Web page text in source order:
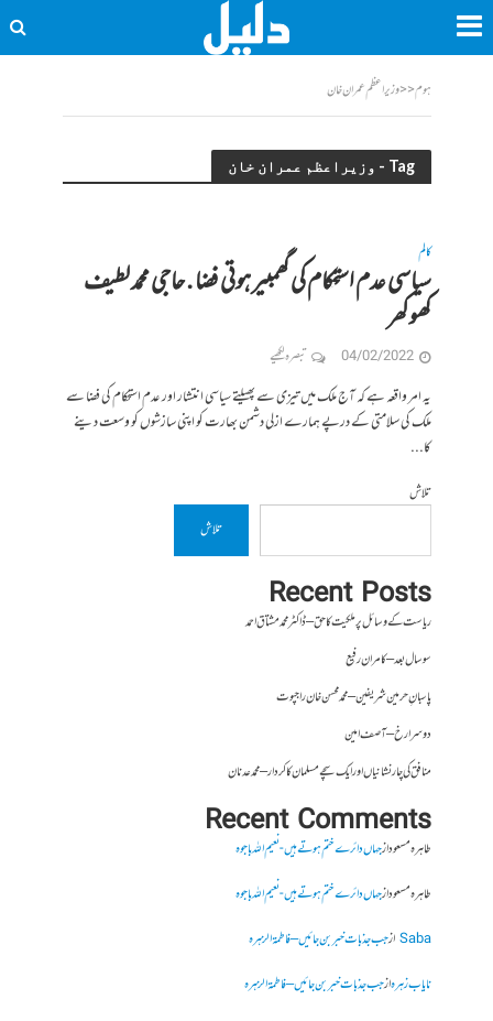
ہوم<<وزیراعظم عمران خان
Tag - وزیراعظم عمران خان
کالم
سیاسی عدم استحکام کی گھمبیر ہوتی فضا . حاجی محمد لطیف
کھوکھر
04/02/2022 تبصرہ لکھیے
یہ امر واقعہ ہے کہ آج ملک میں تیزی سے پھیلتے سیاسی انتشار اور عدم استحکام کی فضا سے
ملک کی سلامتی کے درپے ہمارے ازلی دشمن بھارت کو اپنی سازشوں کو وسعت دینے
کا...
تلاش
تلاش
Recent Posts
ریاست کے وسائل پر ملکیت کا حق – ڈاکٹر محمد مشتاق احمد
سو سال بعد – کامران رفیع
پاسبانِ حرمین شریفین – محمد محسن خان راجپوت
دوسرا رخ – آصف امین
منافق کی چار نشانیاں اور ایک سچے مسلمان کا کردار – محمد عدنان
Recent Comments
طاہرہ مسعودازجہاں دائرے ختم ہوتے ہیں- نعیم اللہ باجوہ
طاہرہ مسعودازجہاں دائرے ختم ہوتے ہیں- نعیم اللہ باجوہ
Sabaازجب جذبات خبر بن جائیں – فاطمۃالزہرہ
نایاب زہرہازجب جذبات خبر بن جائیں – فاطمۃالزہرہ